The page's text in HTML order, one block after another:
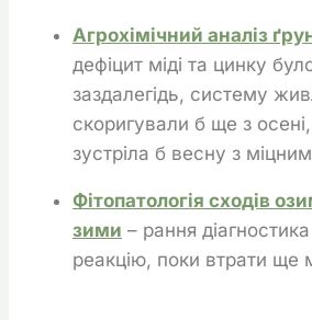
Агрохімічний аналіз
дефіцит міді та цинку
заздалегідь, систему
скоригували б ще з
зустріла б весну з
Фітопатологія сходів
зими – рання
реакцію, поки втрати ще